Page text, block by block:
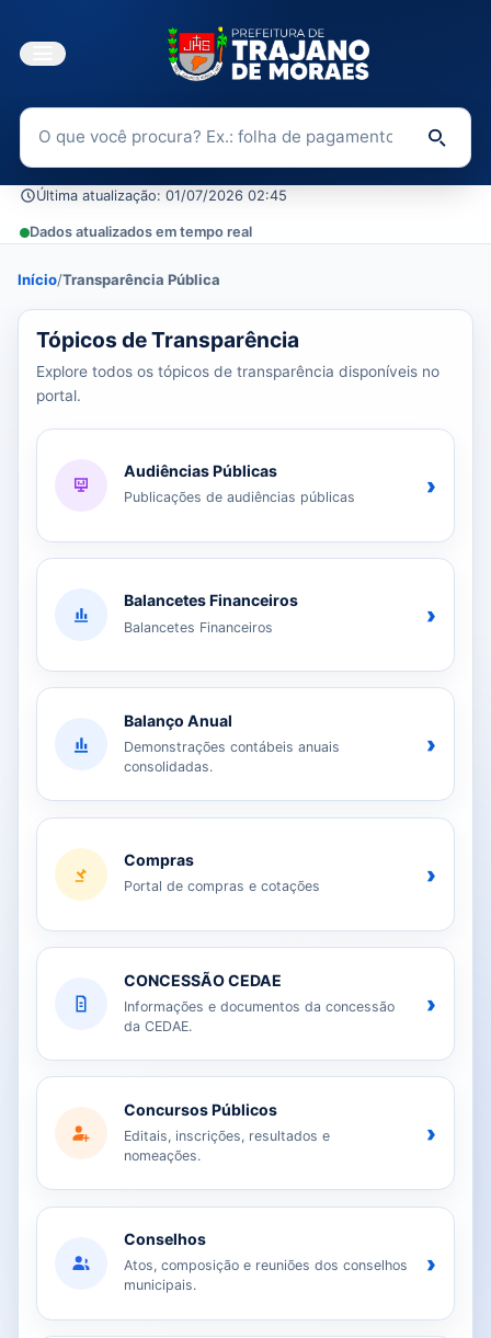
Buscar no Portal da Transparência
Última atualização: 01/07/2026 02:45
Dados atualizados em tempo real
Início/Transparência Pública
37 tópicos carregados do banco de dados.
Tópicos de Transparência
Explore todos os tópicos de transparência disponíveis no
portal.
Audiências Públicas
Publicações de audiências públicas ›
Balancetes Financeiros
Balancetes Financeiros ›
Balanço Anual
Demonstrações contábeis anuais
consolidadas.
›
Compras
Portal de compras e cotações ›
CONCESSÃO CEDAE
Informações e documentos da concessão
da CEDAE.
›
Concursos Públicos
Editais, inscrições, resultados e
nomeações.
›
Conselhos
Atos, composição e reuniões dos conselhos
municipais.
›